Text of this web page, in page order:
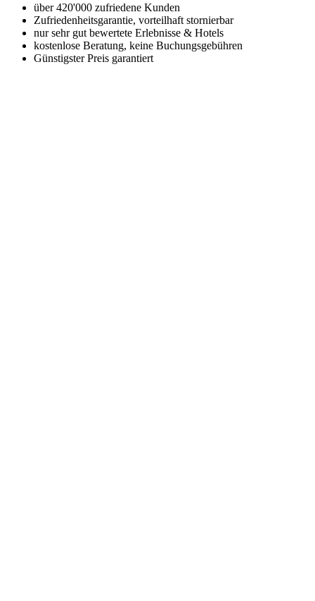
über 420'000 zufriedene Kunden
Zufriedenheitsgarantie, vorteilhaft stornierbar
nur sehr gut bewertete Erlebnisse & Hotels
kostenlose Beratung, keine Buchungsgebühren
Günstigster Preis garantiert